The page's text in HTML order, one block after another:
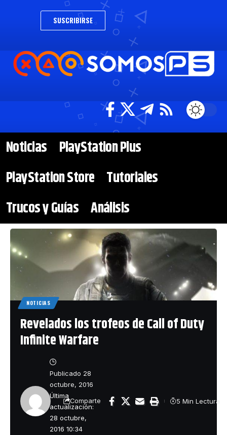
SUSCRIBIRSE
Noticias
PlayStation Plus
PlayStation Store Tutoriales
Trucos y Guías Análisis
NOTICIAS
Revelados los trofeos de Call of Duty
Infinite Warfare
Última
actualización:
28 octubre,
2016 10:34
Publicado 28
octubre, 2016
Comparte 5 Min Lectura